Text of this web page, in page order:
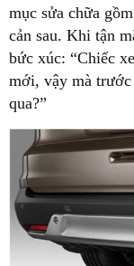
mục sửa chữa
cản sau. Khi tận
bức xúc: “Chiếc
mới, vậy mà
qua?”